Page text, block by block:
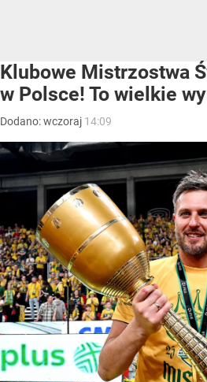
Klubowe Mistrzostwa
w Polsce! To wielkie
Dodano:wczoraj 14:09